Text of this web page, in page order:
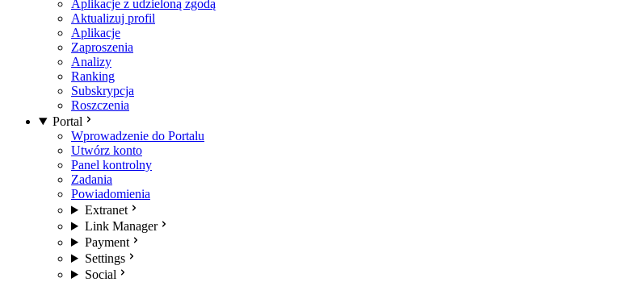
Aplikacje z udzieloną zgodą
Aktualizuj profil
Aplikacje
Zaproszenia
Analizy
Ranking
Subskrypcja
Roszczenia
Portal
Wprowadzenie do Portalu
Utwórz konto
Panel kontrolny
Zadania
Powiadomienia
Extranet
Link Manager
Payment
Settings
Social